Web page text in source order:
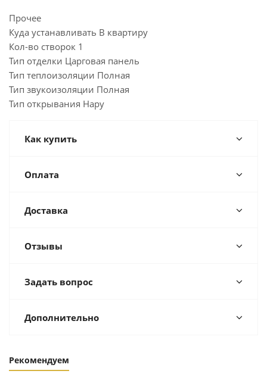
Прочее
Куда устанавливать В квартиру
Кол-во створок 1
Тип отделки Царговая панель
Тип теплоизоляции Полная
Тип звукоизоляции Полная
Тип открывания Нару
Как купить
Оплата
Доставка
Отзывы
Задать вопрос
Дополнительно
Рекомендуем